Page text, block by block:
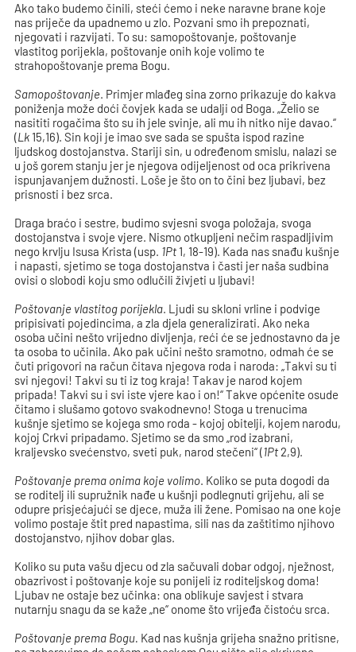
Ako tako budemo činili, steći ćemo i neke naravne brane koje
nas priječe da upadnemo u zlo. Pozvani smo ih prepoznati,
njegovati i razvijati. To su: samopoštovanje, poštovanje
vlastitog porijekla, poštovanje onih koje volimo te
strahopoštovanje prema Bogu.
Samopoštovanje. Primjer mlađeg sina zorno prikazuje do kakva
poniženja može doći čovjek kada se udalji od Boga. „Želio se
nasititi rogačima što su ih jele svinje, ali mu ih nitko nije davao.“
(Lk 15,16). Sin koji je imao sve sada se spušta ispod razine
ljudskog dostojanstva. Stariji sin, u određenom smislu, nalazi se
u još gorem stanju jer je njegova odijeljenost od oca prikrivena
ispunjavanjem dužnosti. Loše je što on to čini bez ljubavi, bez
prisnosti i bez srca.
Draga braćo i sestre, budimo svjesni svoga položaja, svoga
dostojanstva i svoje vjere. Nismo otkupljeni nečim raspadljivim
nego krvlju Isusa Krista (usp. 1Pt 1, 18-19). Kada nas snađu kušnje
i napasti, sjetimo se toga dostojanstva i časti jer naša sudbina
ovisi o slobodi koju smo odlučili živjeti u ljubavi!
Poštovanje vlastitog porijekla. Ljudi su skloni vrline i podvige
pripisivati pojedincima, a zla djela generalizirati. Ako neka
osoba učini nešto vrijedno divljenja, reći će se jednostavno da je
ta osoba to učinila. Ako pak učini nešto sramotno, odmah će se
čuti prigovori na račun čitava njegova roda i naroda: „Takvi su ti
svi njegovi! Takvi su ti iz tog kraja! Takav je narod kojem
pripada! Takvi su i svi iste vjere kao i on!“ Takve općenite osude
čitamo i slušamo gotovo svakodnevno! Stoga u trenucima
kušnje sjetimo se kojega smo roda - kojoj obitelji, kojem narodu,
kojoj Crkvi pripadamo. Sjetimo se da smo „rod izabrani,
kraljevsko svećenstvo, sveti puk, narod stečeni“ (1Pt 2,9).
Poštovanje prema onima koje volimo. Koliko se puta dogodi da
se roditelj ili supružnik nađe u kušnji podlegnuti grijehu, ali se
odupre prisjećajući se djece, muža ili žene. Pomisao na one koje
volimo postaje štit pred napastima, sili nas da zaštitimo njihovo
dostojanstvo, njihov dobar glas.
Koliko su puta vašu djecu od zla sačuvali dobar odgoj, nježnost,
obazrivost i poštovanje koje su ponijeli iz roditeljskog doma!
Ljubav ne ostaje bez učinka: ona oblikuje savjest i stvara
nutarnju snagu da se kaže „ne“ onome što vrijeđa čistoću srca.
Poštovanje prema Bogu. Kad nas kušnja grijeha snažno pritisne,